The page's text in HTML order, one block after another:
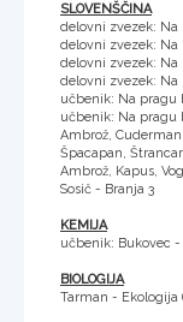
SLOVENŠČINA
delovni zvezek: Na
delovni zvezek: Na
delovni zvezek: Na
delovni zvezek: Na
učbenik: Na pragu
učbenik: Na pragu
Ambrož,
Špacapan,
Ambrož, Kapus,
Sosič - Branja 3
KEMIJA
učbenik: Bukovec
BIOLOGIJA
Tarman - Ekologija